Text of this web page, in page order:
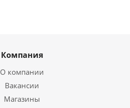
Компания
О компании
Вакансии
Магазины